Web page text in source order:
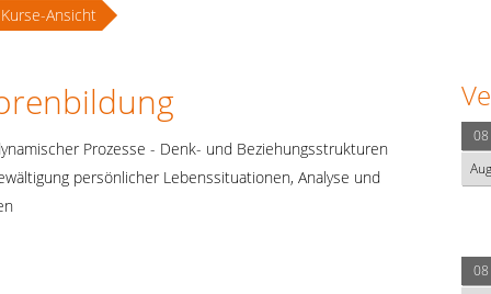
Kurse-Ansicht
Prozesse - Denk- und Beziehungsstrukturen
persönlicher Lebenssituationen, Analyse und
08
Aug
08